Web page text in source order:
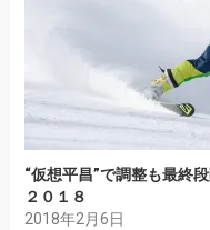
“仮想平昌”で調整も最終
２０１８
2018年2月6日